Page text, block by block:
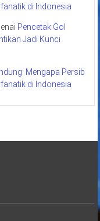
di Indonesia
Pencetak Gol
Jadi Kunci
Mengapa Persib
di Indonesia